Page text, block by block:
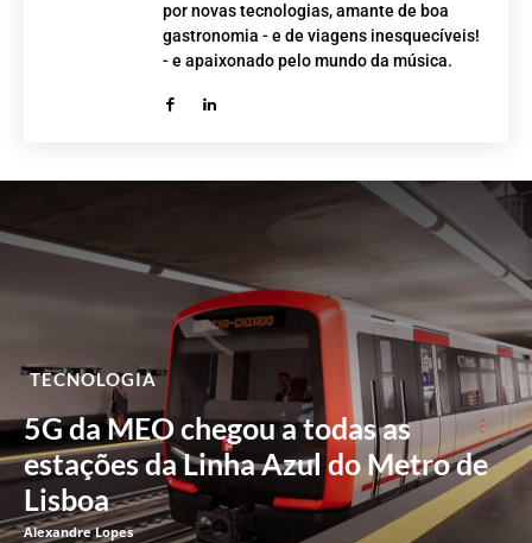
por novas tecnologias, amante de boa
gastronomia - e de viagens inesquecíveis!
- e apaixonado pelo mundo da música.
TECNOLOGIA
5G da MEO chegou a todas as
estações da Linha Azul do Metro de
Lisboa
Alexandre Lopes